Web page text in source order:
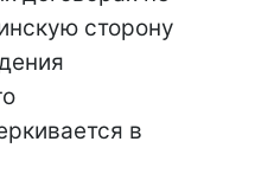
сторону
в